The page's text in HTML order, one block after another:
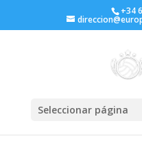
+34
Seleccionar página